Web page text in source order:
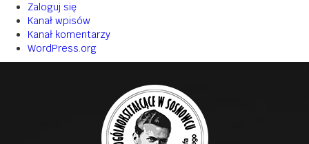
Zaloguj się
Kanał wpisów
Kanał komentarzy
WordPress.org